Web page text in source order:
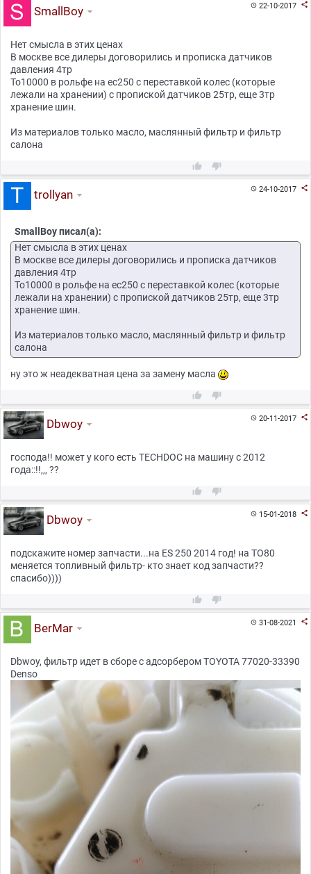
22-10-2017 
SmallBoy
Нет смысла в этих ценах
В москве все дилеры договорились и прописка датчиков
давления 4тр
То10000 в рольфе на ес250 с переставкой колес (которые
лежали на хранении) с пропиской датчиков 25тр, еще 3тр
хранение шин.
Из материалов только масло, маслянный фильтр и фильтр
салона
 
24-10-2017 
trollyan
SmallBoy писал(а):
Нет смысла в этих ценах
В москве все дилеры договорились и прописка датчиков
давления 4тр
То10000 в рольфе на ес250 с переставкой колес (которые
лежали на хранении) с пропиской датчиков 25тр, еще 3тр
хранение шин.
Из материалов только масло, маслянный фильтр и фильтр
салона
ну это ж неадекватная цена за замену масла
 
20-11-2017 
Dbwoy
господа!! может у кого есть TECHDOC на машину с 2012
года::!!,,, ??
 
15-01-2018 
Dbwoy
подскажите номер запчасти...на ES 250 2014 год! на ТО80
меняется топливный фильтр- кто знает код запчасти??
спасибо))))
 
31-08-2021 
BerMar
Dbwoy, фильтр идет в сборе с адсорбером TOYOTA 77020-33390
Denso